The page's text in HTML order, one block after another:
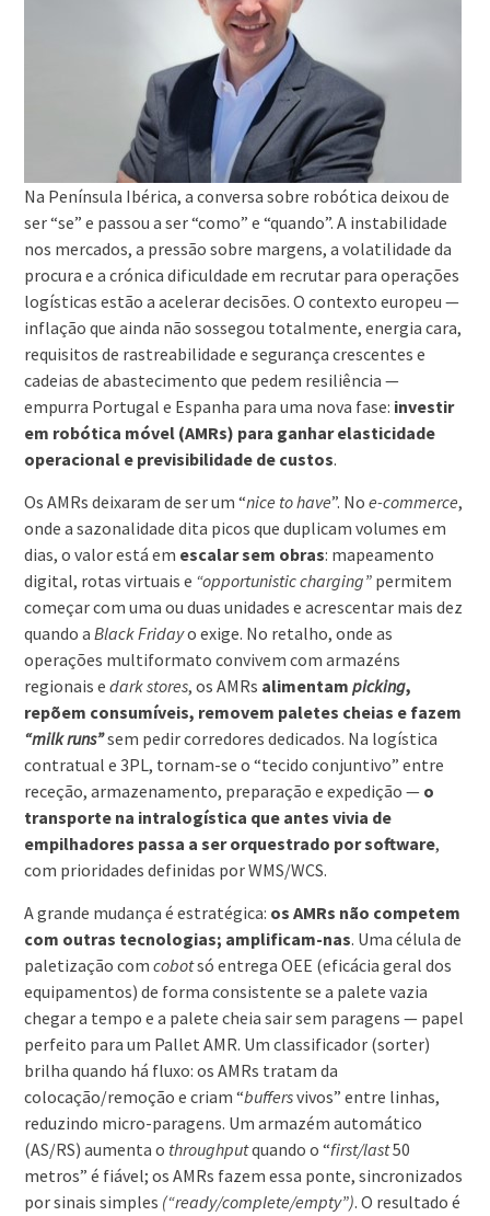
Na Península Ibérica, a conversa sobre robótica deixou de
ser “se” e passou a ser “como” e “quando”. A instabilidade
nos mercados, a pressão sobre margens, a volatilidade da
procura e a crónica dificuldade em recrutar para operações
logísticas estão a acelerar decisões. O contexto europeu —
inflação que ainda não sossegou totalmente, energia cara,
requisitos de rastreabilidade e segurança crescentes e
cadeias de abastecimento que pedem resiliência —
empurra Portugal e Espanha para uma nova fase: investir
em robótica móvel (AMRs) para ganhar elasticidade
operacional e previsibilidade de custos.
Os AMRs deixaram de ser um “nice to have”. No e-commerce,
onde a sazonalidade dita picos que duplicam volumes em
dias, o valor está em escalar sem obras: mapeamento
digital, rotas virtuais e “opportunistic charging”permitem
começar com uma ou duas unidades e acrescentar mais dez
quando a Black Fridayo exige. No retalho, onde as
operações multiformato convivem com armazéns
regionais e dark stores, os AMRs alimentam picking,
repõem consumíveis, removem paletes cheias e fazem
“milk runs”sem pedir corredores dedicados. Na logística
contratual e 3PL, tornam-se o “tecido conjuntivo” entre
receção, armazenamento, preparação e expedição — o
transporte na intralogística que antes vivia de
empilhadores passa a ser orquestrado por software,
com prioridades definidas por WMS/WCS.
A grande mudança é estratégica: os AMRs não competem
com outras tecnologias; amplificam-nas. Uma célula de
paletização com cobotsó entrega OEE (eficácia geral dos
equipamentos) de forma consistente se a palete vazia
chegar a tempo e a palete cheia sair sem paragens — papel
perfeito para um Pallet AMR. Um classificador (sorter)
brilha quando há fluxo: os AMRs tratam da
colocação/remoção e criam “buffersvivos” entre linhas,
reduzindo micro-paragens. Um armazém automático
(AS/RS) aumenta o throughputquando o “first/last50
metros” é fiável; os AMRs fazem essa ponte, sincronizados
por sinais simples (“ready/complete/empty”). O resultado é